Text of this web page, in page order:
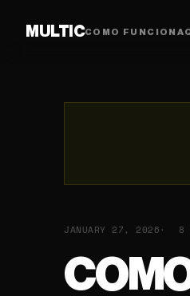
MULTICCOMO FUNCIONA
JANUARY 27, 2026 8